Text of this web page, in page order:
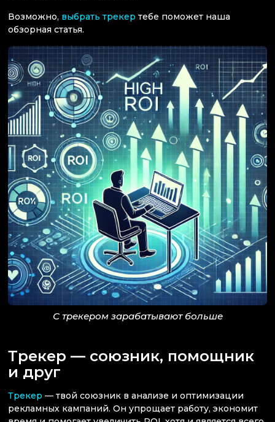
Возможно, выбрать трекер тебе поможет наша
обзорная статья.
С трекером зарабатывают больше
Трекер — союзник, помощник
и друг
Трекер — твой союзник в анализе и оптимизации
рекламных кампаний. Он упрощает работу, экономит